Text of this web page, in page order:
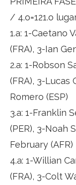
/ 4.o=121.o
1.a: 1-Caetano
(FRA), 3-Ian
2.a: 1-Robson
(FRA), 3-Lucas
Romero (ESP)
3.a: 1-Franklin
(PER), 3-Noah
February (AFR)
4.a: 1-Willian
(FRA), 3-Colt